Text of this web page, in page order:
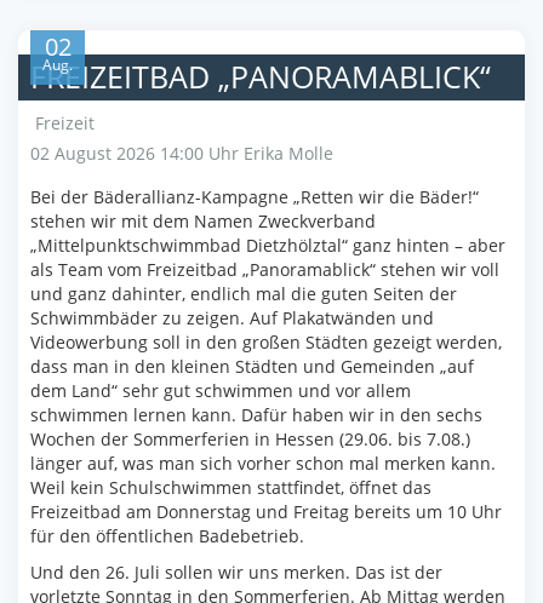
02
Aug.
FREIZEITBAD „PANORAMABLICK“
Freizeit
02 August 2026 14:00 Uhr Erika Molle
Bei der Bäderallianz-Kampagne „Retten wir die Bäder!“
stehen wir mit dem Namen Zweckverband
„Mittelpunktschwimmbad Dietzhölztal“ ganz hinten – aber
als Team vom Freizeitbad „Panoramablick“ stehen wir voll
und ganz dahinter, endlich mal die guten Seiten der
Schwimmbäder zu zeigen. Auf Plakatwänden und
Videowerbung soll in den großen Städten gezeigt werden,
dass man in den kleinen Städten und Gemeinden „auf
dem Land“ sehr gut schwimmen und vor allem
schwimmen lernen kann. Dafür haben wir in den sechs
Wochen der Sommerferien in Hessen (29.06. bis 7.08.)
länger auf, was man sich vorher schon mal merken kann.
Weil kein Schulschwimmen stattfindet, öffnet das
Freizeitbad am Donnerstag und Freitag bereits um 10 Uhr
für den öffentlichen Badebetrieb.
Und den 26. Juli sollen wir uns merken. Das ist der
vorletzte Sonntag in den Sommerferien. Ab Mittag werden